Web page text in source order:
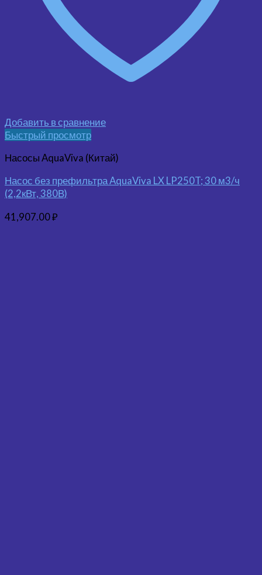
Добавить в сравнение
Быстрый просмотр
Насосы AquaViva (Китай)
Насос без префильтра AquaViva LX LP250T; 30 м3/ч
(2,2кВт, 380В)
41,907.00₽